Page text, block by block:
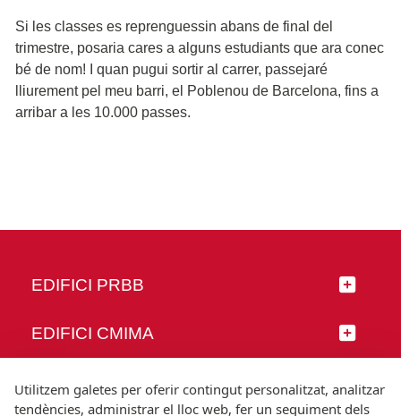
Si les classes es reprenguessin abans de final del
trimestre, posaria cares a alguns estudiants que ara conec
bé de nom! I quan pugui sortir al carrer, passejaré
lliurement pel meu barri, el Poblenou de Barcelona, fins a
arribar a les 10.000 passes.
EDIFICI PRBB
EDIFICI CMIMA
SEGUEIX-NOS
Utilitzem galetes per oferir contingut personalitzat, analitzar
tendències, administrar el lloc web, fer un seguiment dels